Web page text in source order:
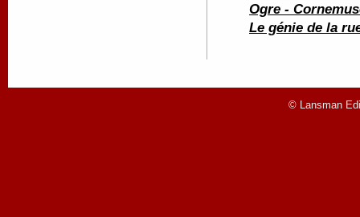
Ogre -
Le génie de la
© Lansman